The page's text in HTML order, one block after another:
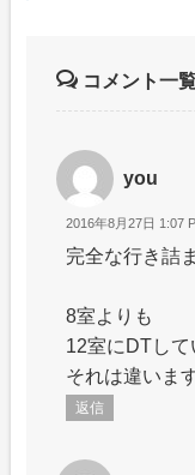
コメント一
you
2016年8月27日 1:07
完全な行き詰
8室よりも
12室にDTし
それは違いま
返信